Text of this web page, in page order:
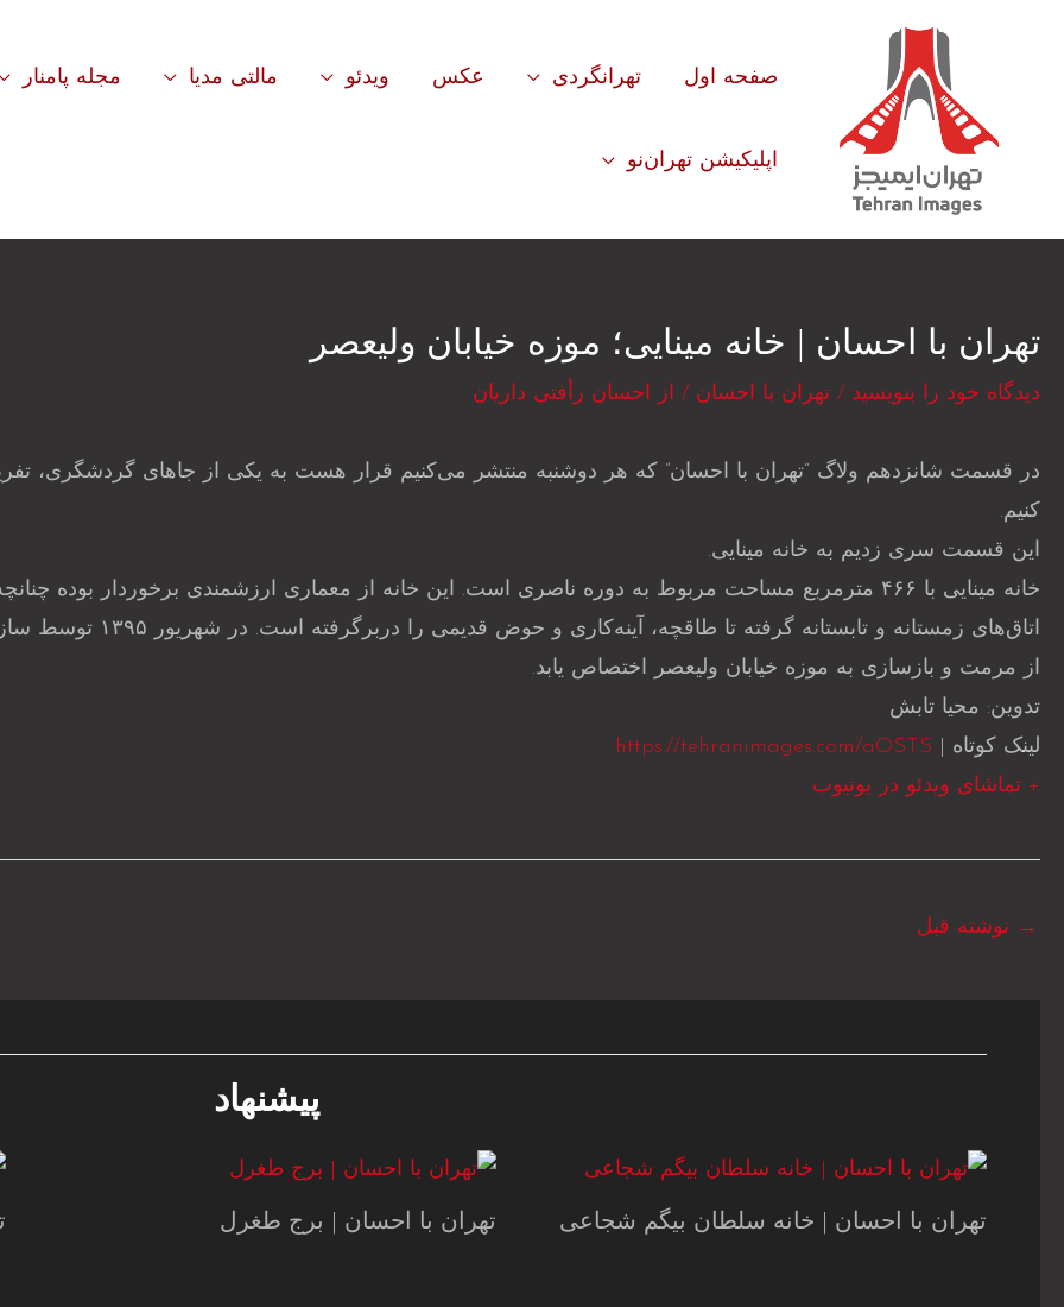
صفحه اول تهرانگردی عکس ویدئو مالتی مدیا مجله پامنار
اپلیکیشن تهران‌نو
تهران با احسان | خانه مینایی؛ موزه خیابان ولیعصر
دیدگاه‌ خود را بنویسید / تهران با احسان / از احسان رأفتی داریان
در قسمت شانزدهم ولاگ “تهران با احسان” که هر دوشنبه منتشر می‌کنیم قرار هست به یکی از جاهای گردشگری،
کنیم.
این قسمت سری زدیم به خانه مینایی.
خانه مینایی با ۴۶۶ مترمربع مساحت مربوط به دوره ناصری است. این خانه از معماری ارزشمندی برخوردار بوده
اتاق‌های زمستانه و
از مرمت و بازسازی به موزه خیابان ولیعصر اختصاص یابد.
تدوین: محیا تابش
لینک کوتاه | https://tehranimages.com/aOSTS
+ تماشای ویدئو در یوتیوب
→ نوشته قبل
پیشنهاد
تهران با احسان | خانه سلطان بیگم شجاعی تهران با احسان | برج طغرل